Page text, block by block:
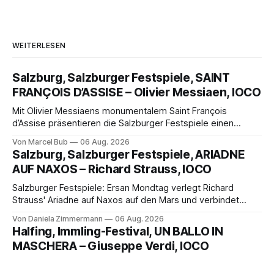
WEITERLESEN
Salzburg, Salzburger Festspiele, SAINT
FRANÇOIS D’ASSISE – Olivier Messiaen, IOCO
Mit Olivier Messiaens monumentalem Saint François
d’Assise präsentieren die Salzburger Festspiele einen
eine bildgewaltige Inszenierung, Maxime Pascal entfaltet
die komplexe Partitur eindrucksvoll, Philippe Sly berührt als
Franziskus.
Von Marcel Bub 06 Aug. 2026
Salzburg, Salzburger Festspiele, ARIADNE
AUF NAXOS – Richard Strauss, IOCO
Salzburger Festspiele: Ersan Mondtag verlegt Richard
Strauss' Ariadne auf Naxos auf den Mars und verbindet
Aufführung mit starken Solisten und den Wiener
Philharmonikern, szenisch bleibt der zweite Akt jedoch
hinter den Erwartungen zurück.
Von Daniela Zimmermann 06 Aug. 2026
Halfing, Immling-Festival, UN BALLO IN
MASCHERA – Giuseppe Verdi, IOCO